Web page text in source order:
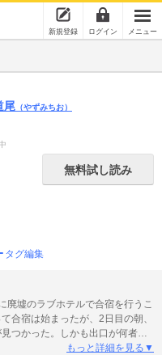
新規登録 ログイン メニュー
尾 （やずみちお）
無料試し読み
タグ編集
廃墟のラブホテルで合宿を行うこ
合宿は始まったが、2日目の朝、
つかった。しかも出口が何者か
8人の中に、3年前の事件の生き
もっと詳細を見る▼